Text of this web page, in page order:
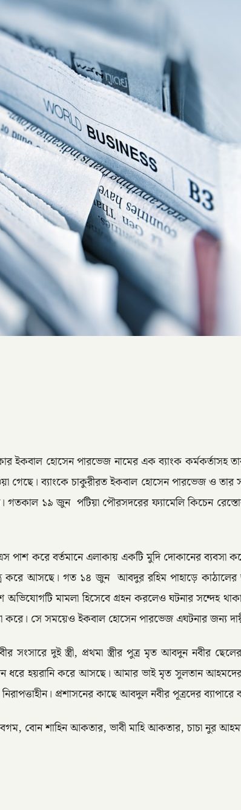
ইকবাল হোসেন পারভেজ নামের এক ব্যাংক কর্মকর্তাসহ
গেছে। ব্যাংকে চাকুরীরত ইকবাল হোসেন পারভেজ ও
গতকাল ১৯ জুন পটিয়া পৌরসদরের ফ্যামেলি কিচেন
পাশ করে বর্তমানে এলাকায় একটি মুদি দোকানের
করে আসছে। গত ১৪ জুন আবদুর রহিম পাহাড়ে
অভিযোগটি মামলা হিসেবে গ্রহন করলেও ঘটনার সন্দেহ
সে সময়েও ইকবাল হোসেন পারভেজ এঘটনার জন্য দায়ী
দুই স্ত্রী, প্রথমা স্ত্রীর পুত্র মৃত আবদুন নবীর
ধরে হয়রানি করে আসছে। আমার ভাই মৃত সুলতান
প্রশাসনের কাছে আবদুল নবীর পূত্রদের ব্যাপারে
বোন শাহিন আকতার, ভাবী মাহি আকতার, চাচা নুর